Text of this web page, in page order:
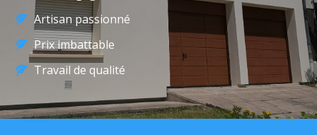
Artisan passionné
Prix imbattable
Travail de qualité